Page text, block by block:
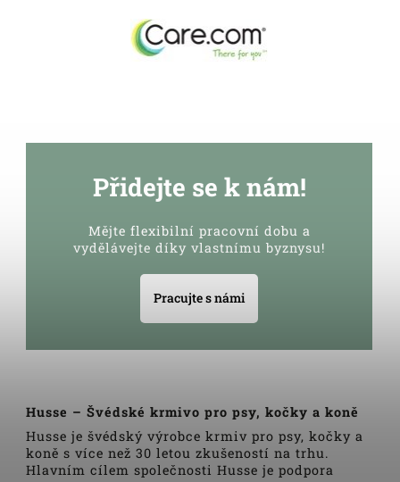
Přidejte se k nám!
Mějte flexibilní pracovní dobu a
vydělávejte díky vlastnímu byznysu!
Pracujte s námi
Husse – Švédské krmivo pro psy, kočky a koně
Husse je švédský výrobce krmiv pro psy, kočky a
koně s více než 30 letou zkušeností na trhu.
Hlavním cílem společnosti Husse je podpora